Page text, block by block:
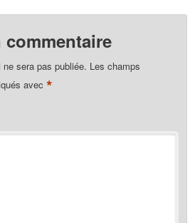
commentaire
sera pas publiée. Les champs
avec*